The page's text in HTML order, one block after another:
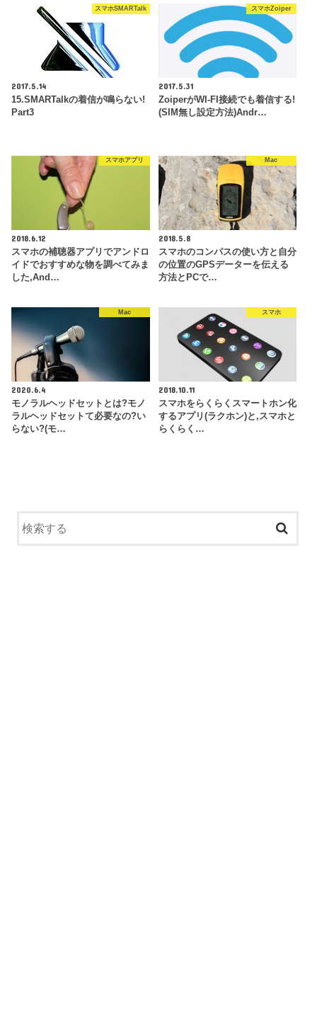
スマホSMARTalk
2017.5.14
15.SMARTalkの着信が鳴らない!
Part3
スマホZoiper
2017.5.31
ZoiperがWI-FI接続でも着信する!
(SIM無し設定方法)Andr…
スマホアプリ
2018.6.12
スマホの補聴器アプリでアンドロ
イドでおすすめな物を調べてみま
した,And…
Mac
2018.5.8
スマホのコンパスの使い方と自分
の位置のGPSデーターを伝える
方法とPCで…
Mac
2020.6.4
モノラルヘッドセットとは?モノ
ラルヘッドセットて必要なの?い
らない?(モ…
スマホ
2018.10.11
スマホをらくらくスマートホン化
するアプリ(ラクホン)と,スマホと
らくらく…